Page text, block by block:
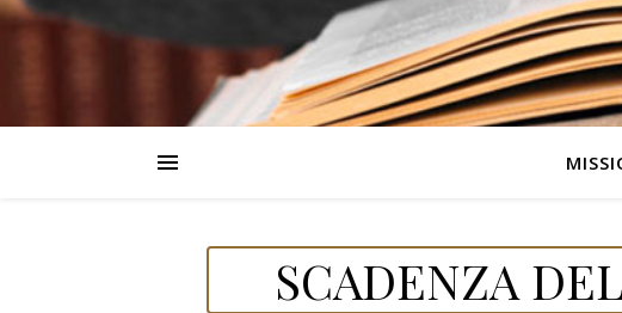
SCADENZA